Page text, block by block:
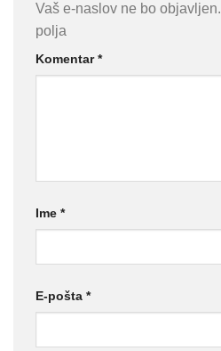
Vaš e-naslov ne bo objavljen.
polja
Komentar*
Ime *
E-pošta *